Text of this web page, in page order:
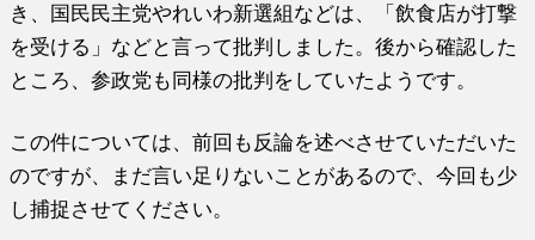
き、国民民主党やれいわ新選組などは、「飲食店が打撃
を受ける」などと言って批判しました。後から確認した
ところ、参政党も同様の批判をしていたようです。
この件については、前回も反論を述べさせていただいた
のですが、まだ言い足りないことがあるので、今回も少
し捕捉させてください。